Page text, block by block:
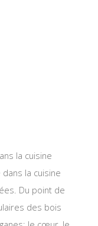
la cuisine
la cuisine
Du point de
des bois